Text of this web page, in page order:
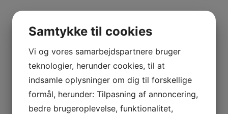
Samtykke til cookies
Vi og vores samarbejdspartnere bruger
teknologier, herunder cookies, til at
indsamle oplysninger om dig til forskellige
formål, herunder: Tilpasning af annoncering,
bedre brugeroplevelse, funktionalitet,